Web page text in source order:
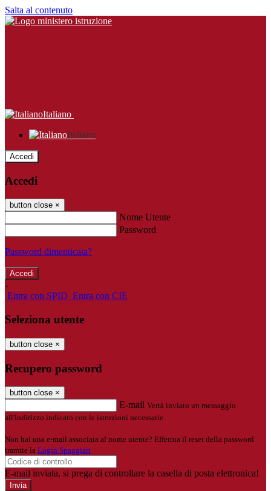
Salta al contenuto
Italiano
Italiano
Accedi
Accedi
button close ×
Nome Utente
Password
Password dimenticata?
-
Entra con SPID Entra con CIE
Seleziona utente
button close ×
Recupero password
button close ×
E-mail Verrà inviato un messaggio
all'indirizzo indicato con le istruzioni necessarie.
Non hai una e-mail associata al nome utente? Effettua il reset della password
tramite la Login Spaggiari
E-mail inviata, si prega di controllare la casella di posta elettronica!